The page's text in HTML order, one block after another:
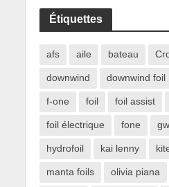
Étiquettes
afs aile bateau
downwind downwind foil
f-one foil foil assist
foil électrique fone
hydrofoil kai lenny
manta foils olivia piana